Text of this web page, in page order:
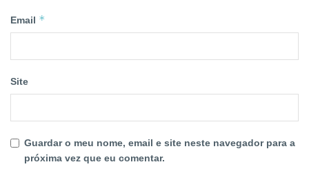
Email *
Site
Guardar o meu nome, email e site neste navegador para a
próxima vez que eu comentar.